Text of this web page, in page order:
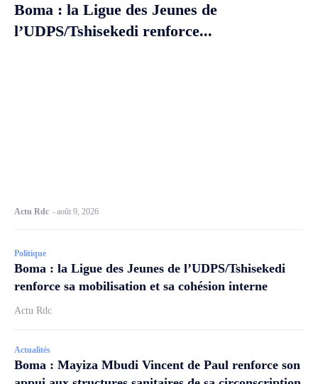
Boma : la Ligue des Jeunes de
l’UDPS/Tshisekedi renforce...
Actu Rdc -août 9, 2026
Politique
Boma : la Ligue des Jeunes de l’UDPS/Tshisekedi
renforce sa mobilisation et sa cohésion interne
Actu Rdc
Actualités
Boma : Mayiza Mbudi Vincent de Paul renforce son